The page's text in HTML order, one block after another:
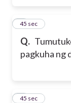
Q.
pagkuha ng
3
45 sec
4
45 sec